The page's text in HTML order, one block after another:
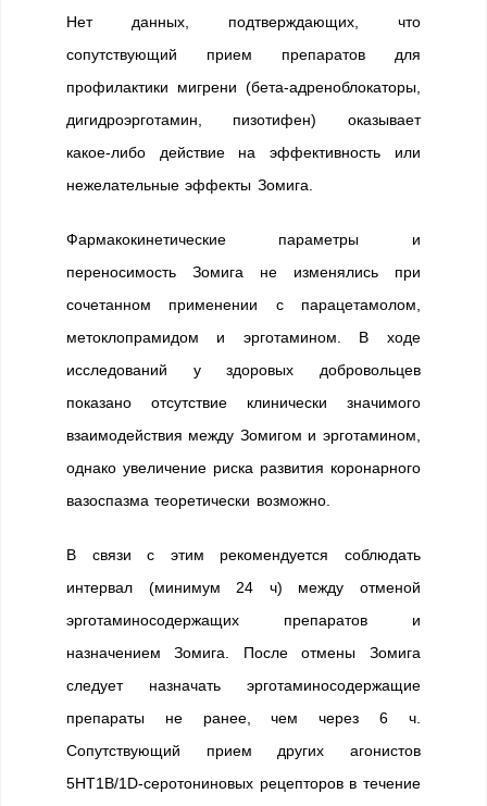
Нет данных, подтверждающих, что
сопутствующий прием препаратов для
профилактики мигрени (бета-адреноблокаторы,
дигидроэрготамин, пизотифен) оказывает
какое-либо действие на эффективность или
нежелательные эффекты Зомига.
Фармакокинетические параметры и
переносимость Зомига не изменялись при
сочетанном применении с парацетамолом,
метоклопрамидом и эрготамином. В ходе
исследований у здоровых добровольцев
показано отсутствие клинически значимого
взаимодействия между Зомигом и эрготамином,
однако увеличение риска развития коронарного
вазоспазма теоретически возможно.
В связи с этим рекомендуется соблюдать
интервал (минимум 24 ч) между отменой
эрготаминосодержащих препаратов и
назначением Зомига. После отмены Зомига
следует назначать эрготаминосодержащие
препараты не ранее, чем через 6 ч.
Сопутствующий прием других агонистов
5НТ1B/1D-серотониновых рецепторов в течение